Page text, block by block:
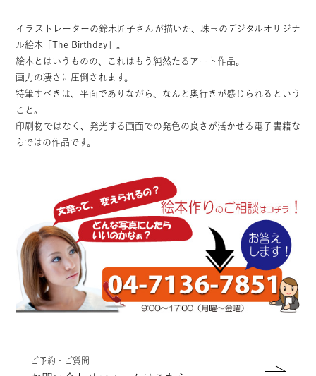
イラストレーターの鈴木匠子さんが描いた、珠玉のデジタルオリジナ
ル絵本「The Birthday」。
絵本とはいうものの、これはもう純然たるアート作品。
画力の凄さに圧倒されます。
特筆すべきは、平面でありながら、なんと奥行きが感じられるという
こと。
印刷物ではなく、発光する画面での発色の良さが活かせる電子書籍な
らではの作品です。
ご予約・ご質問